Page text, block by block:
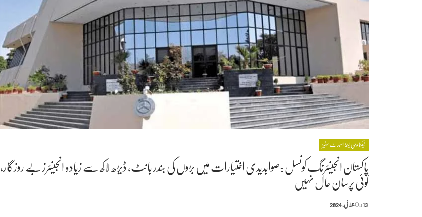
ٹیکنالوجی اینڈ ‏اسمارٹ سٹیز
پاکستان انجینئرنگ کونسل :صوابدیدی اختیارات میں بڑوں کی بندر بانٹ، ڈیڑھ لاکھ سے زیادہ انجینئرز بے روزگار،
کوئی پرسان حال نہیں
On 13 جولائی, 2024